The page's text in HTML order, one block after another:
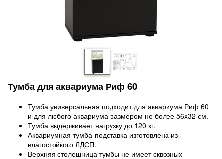
Тумба для аквариума Риф 60
Тумба универсальная подходит для аквариума Риф 60
и для любого аквариума размером не более 56x32 см.
Тумба выдерживает нагрузку до 120 кг.
Аквариумная тумба-подставка изготовлена из
влагостойкого ЛДСП.
Верхняя столешница тумбы не имеет сквозных